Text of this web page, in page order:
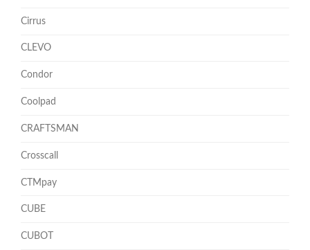
Cirrus
CLEVO
Condor
Coolpad
CRAFTSMAN
Crosscall
CTMpay
CUBE
CUBOT